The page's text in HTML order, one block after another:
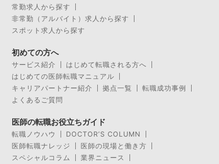
常勤求人から探す
非常勤（アルバイト）求人から探す
スポット求人から探す
初めての方へ
サービス紹介
はじめて転職される方へ
はじめての医師転職マニュアル
キャリアパートナー紹介
拠点一覧
転職成功事例
よくあるご質問
医師の転職お役立ちガイド
転職ノウハウ
DOCTOR’S COLUMN
医師転職ナレッジ
医師の現場と働き方
スペシャルコラム
業界ニュース